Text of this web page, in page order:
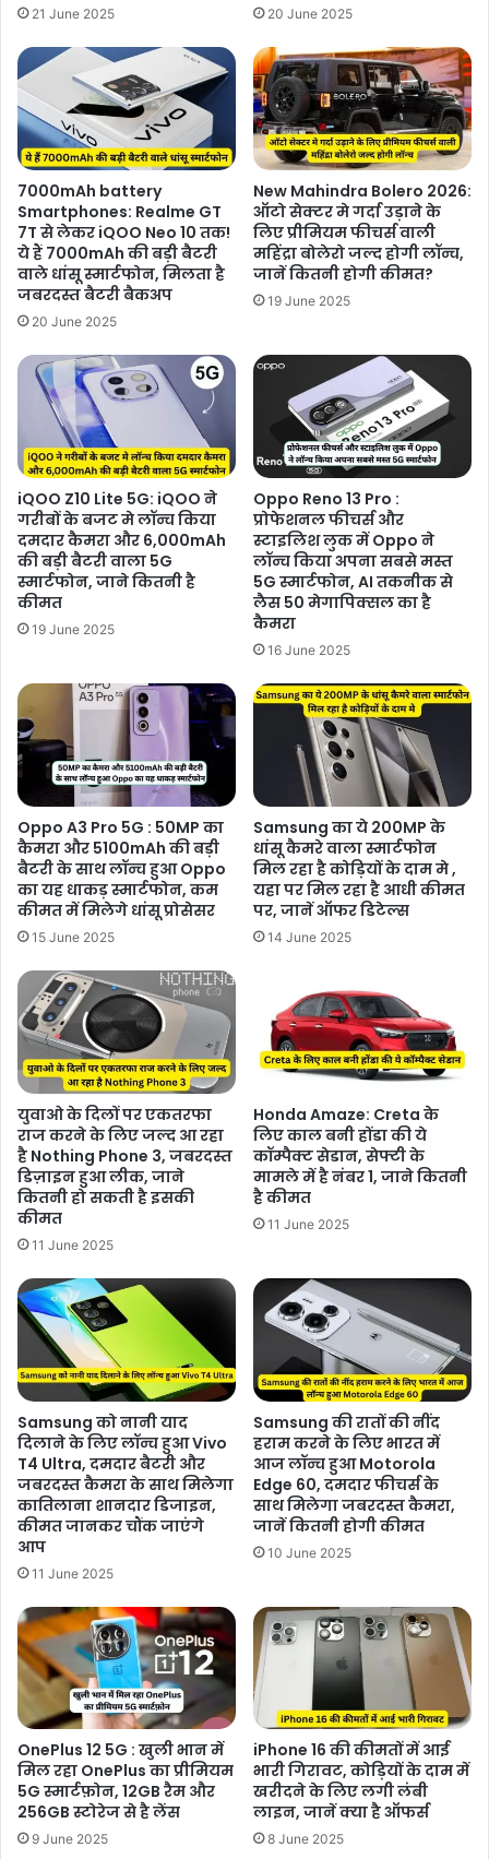
21 June 2025 20 June 2025
7000mAh battery
Smartphones: Realme GT
7T से लेकर iQOO Neo 10 तक!
ये हैं 7000mAh की बड़ी बैटरी
वाले धांसू स्मार्टफोन, मिलता है
जबरदस्त बैटरी बैकअप
20 June 2025
New Mahindra Bolero 2026:
ऑटो सेक्टर मे गर्दा उड़ाने के
लिए प्रीमियम फीचर्स वाली
महिंद्रा बोलेरो जल्द होगी लॉन्च,
जानें कितनी होगी कीमत?
19 June 2025
iQOO Z10 Lite 5G: iQOO ने
गरीबों के बजट मे लॉन्च किया
दमदार कैमरा और 6,000mAh
की बड़ी बैटरी वाला 5G
स्मार्टफोन, जाने कितनी है
कीमत
19 June 2025
Oppo Reno 13 Pro :
प्रोफेशनल फीचर्स और
स्टाइलिश लुक में Oppo ने
लॉन्च किया अपना सबसे मस्त
5G स्मार्टफोन, AI तकनीक से
लैस 50 मेगापिक्सल का है
कैमरा
16 June 2025
Oppo A3 Pro 5G : 50MP का
कैमरा और 5100mAh की बड़ी
बैटरी के साथ लॉन्च हुआ Oppo
का यह धाकड़ स्मार्टफोन, कम
कीमत में मिलेगे धांसू प्रोसेसर
15 June 2025
Samsung का ये 200MP के
धांसू कैमरे वाला स्मार्टफोन
मिल रहा है कोड़ियों के दाम मे ,
यहा पर मिल रहा है आधी कीमत
पर, जानें ऑफर डिटेल्स
14 June 2025
युवाओ के दिलों पर एकतरफा
राज करने के लिए जल्द आ रहा
है Nothing Phone 3, जबरदस्त
डिज़ाइन हुआ लीक, जाने
कितनी हो सकती है इसकी
कीमत
11 June 2025
Honda Amaze: Creta के
लिए काल बनी होंडा की ये
कॉम्पैक्ट सेडान, सेफ्टी के
मामले में है नंबर 1, जाने कितनी
है कीमत
11 June 2025
Samsung को नानी याद
दिलाने के लिए लॉन्च हुआ Vivo
T4 Ultra, दमदार बैटरी और
जबरदस्त कैमरा के साथ मिलेगा
कातिलाना शानदार डिजाइन,
कीमत जानकर चौंक जाएंगे
आप
11 June 2025
Samsung की रातों की नींद
हराम करने के लिए भारत में
आज लॉन्च हुआ Motorola
Edge 60, दमदार फीचर्स के
साथ मिलेगा जबरदस्त कैमरा,
जानें कितनी होगी कीमत
10 June 2025
OnePlus 12 5G : खुली भान में
मिल रहा OnePlus का प्रीमियम
5G स्मार्टफ़ोन, 12GB रैम और
256GB स्टोरेज से है लेंस
9 June 2025
iPhone 16 की कीमतों में आई
भारी गिरावट, कोड़ियों के दाम में
खरीदने के लिए लगी लंबी
लाइन, जानें क्या है ऑफर्स
8 June 2025